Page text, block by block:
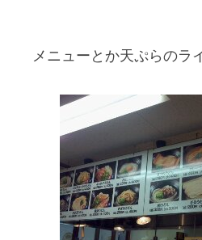
メニューとか天ぷらのラ